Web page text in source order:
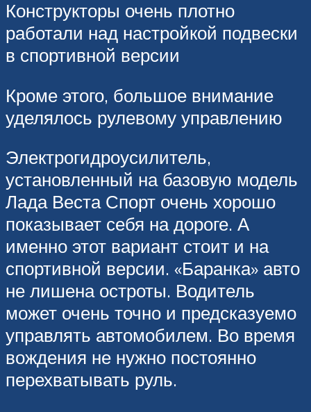
Конструкторы очень плотно
работали над настройкой подвески
в спортивной версии
Кроме этого, большое внимание
уделялось рулевому управлению
Электрогидроусилитель,
установленный на базовую модель
Лада Веста Спорт очень хорошо
показывает себя на дороге. А
именно этот вариант стоит и на
спортивной версии. «Баранка» авто
не лишена остроты. Водитель
может очень точно и предсказуемо
управлять автомобилем. Во время
вождения не нужно постоянно
перехватывать руль.